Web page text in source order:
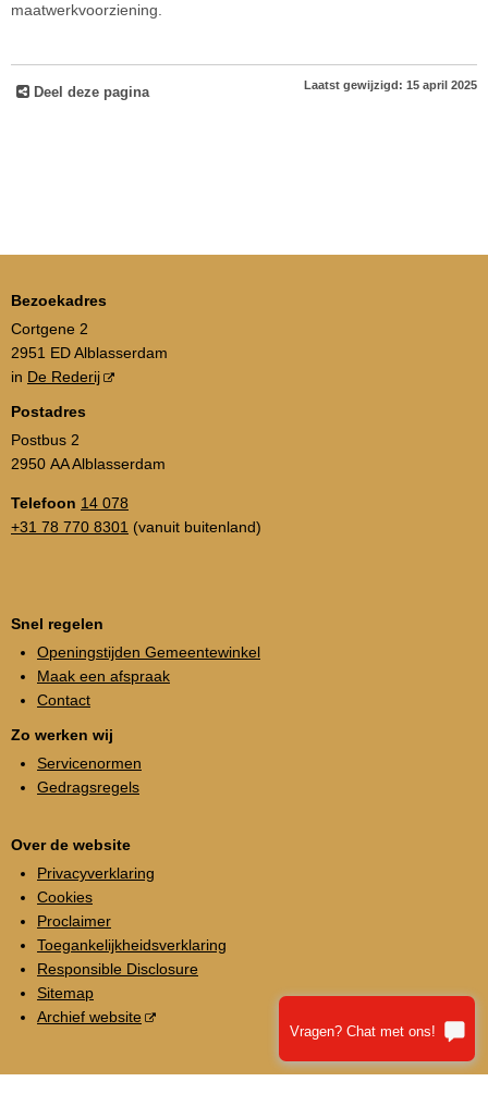
maatwerkvoorziening.
Deel deze pagina Laatst gewijzigd: 15 april 2025
Bezoekadres
Cortgene 2
2951 ED Alblasserdam
in De Rederij
Postadres
Postbus 2
2950 AA Alblasserdam
Telefoon 14 078
+31 78 770 8301 (vanuit buitenland)
Snel regelen
Openingstijden Gemeentewinkel
Maak een afspraak
Contact
Zo werken wij
Servicenormen
Gedragsregels
Over de website
Privacyverklaring
Cookies
Proclaimer
Toegankelijkheidsverklaring
Responsible Disclosure
Sitemap
Archief website